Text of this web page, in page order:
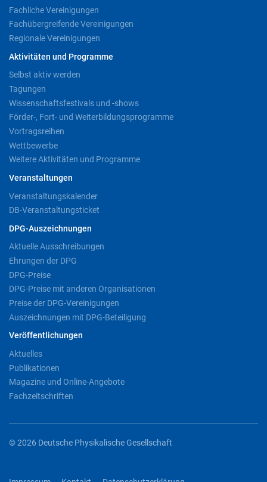
Fachliche Vereinigungen
Fachübergreifende Vereinigungen
Regionale Vereinigungen
Aktivitäten und Programme
Selbst aktiv werden
Tagungen
Wissenschaftsfestivals und -shows
Förder-, Fort- und Weiterbildungsprogramme
Vortragsreihen
Wettbewerbe
Weitere Aktivitäten und Programme
Veranstaltungen
Veranstaltungskalender
DB-Veranstaltungsticket
DPG-Auszeichnungen
Aktuelle Ausschreibungen
Ehrungen der DPG
DPG-Preise
DPG-Preise mit anderen Organisationen
Preise der DPG-Vereinigungen
Auszeichnungen mit DPG-Beteiligung
Veröffentlichungen
Aktuelles
Publikationen
Magazine und Online-Angebote
Fachzeitschriften
© 2026 Deutsche Physikalische Gesellschaft